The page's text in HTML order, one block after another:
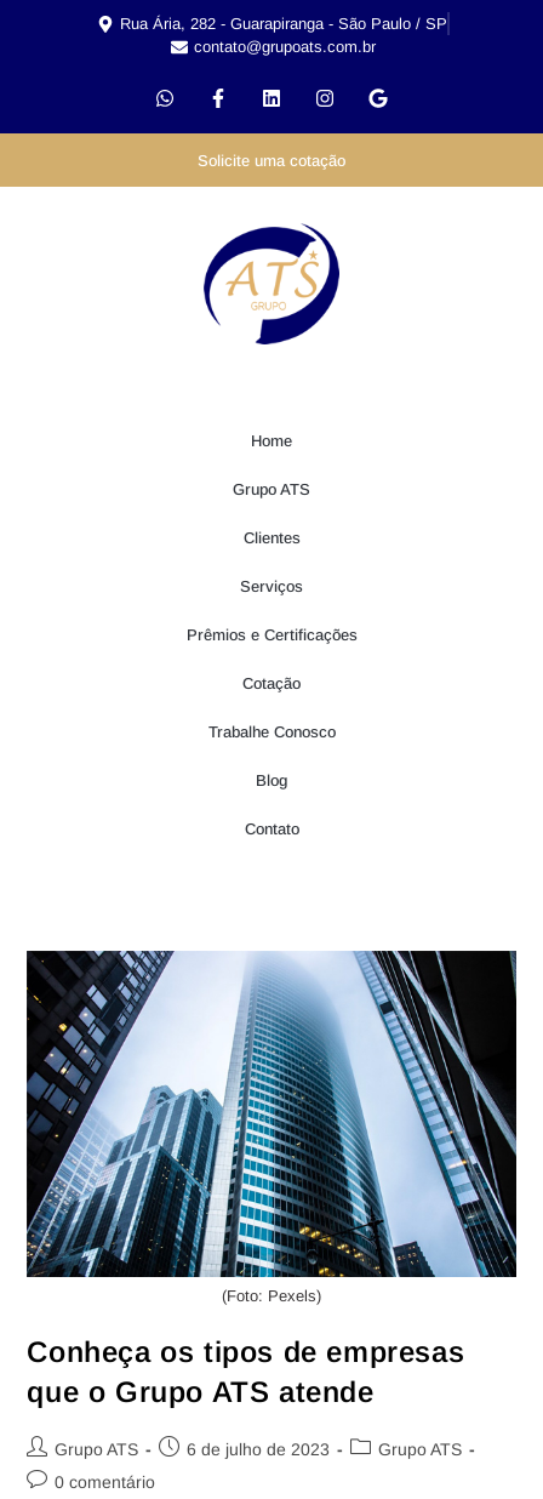
Rua Ária, 282 - Guarapiranga - São Paulo / SP
contato@grupoats.com.br
Solicite uma cotação
Home
Grupo ATS
Clientes
Serviços
Prêmios e Certificações
Cotação
Trabalhe Conosco
Blog
Contato
(Foto: Pexels)
Conheça os tipos de empresas
que o Grupo ATS atende
Grupo ATS 6 de julho de 2023
Grupo ATS
0 comentário